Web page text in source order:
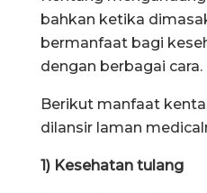
bahkan ketika
bermanfaat bagi
dengan berbagai cara.
Berikut manfaat
dilansir laman
1) Kesehatan tulang